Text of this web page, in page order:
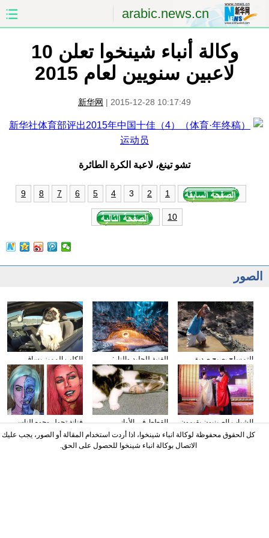
arabic.news.cn
الصفحة الأولى
الشرق الأوسط العالم
الاقتصاد
الرياضة السياحة والبيئة
مؤتمر صحفى للخارجية الصور
وكالة أنباء شينخوا تعلن 10
لاعبين سنويين لعام 2015
新华网 | 2015-12-28 10:17:49
تشو تينغ، لاعبة الكرة الطائرة
1
2
3
4
5
6
7
8
9
10
الصور
الكلب المميز يساق
السيارات
الغنية للجليد والنار:
المصور يلتقط صورا في
الأنهار الجليدية
التمساح يصبح صديق
الناس في كوستا ريكا
فنانة تحول وجوه الناس
إلى الشخصيات الكرتونية
باستخدام الماكياج
القطط في الأواني
الزجاجية
الشباب الصينيون يقيمون
حفل الزفاف وفقا لطريقة
"أسرة هان"
كل الحقوق محفوظة لوكالة انباء شينخوا، اذا أردت استخدام المقالة أو الصور، يجب عليك
الاتصال بوكالة انباء شينخوا للحصول على الحق.